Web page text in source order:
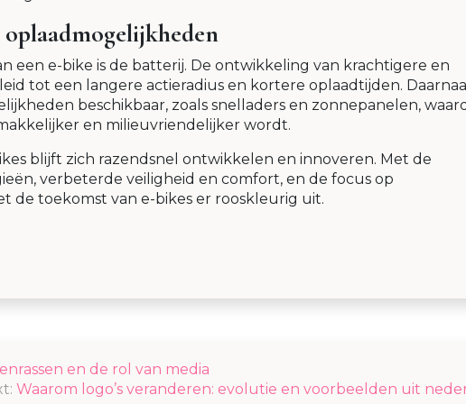
een e-bike is de batterij. De ontwikkeling van krachtigere en
tot een langere actieradius en kortere oplaadtijden.
beschikbaar, zoals snelladers en zonnepanelen,
en milieuvriendelijker wordt.
blijft zich razendsnel ontwikkelen en innoveren. Met de
verbeterde veiligheid en comfort, en de focus op
de toekomst van e-bikes er rooskleurig uit.
en de rol van media
Waarom logo’s veranderen: evolutie en voorbeelden uit